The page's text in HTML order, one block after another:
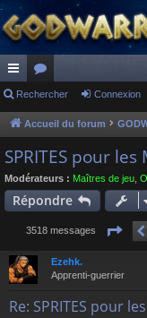
ac
co
ur
ci
or
u
m
s
Rechercher Connexion
Accueil du forum
SPRITES pour
Modérateurs : Maîtres de jeu
Répondre
3518 messages Page
Ezehk.
Apprenti-guerrier
Re: SPRITES pour